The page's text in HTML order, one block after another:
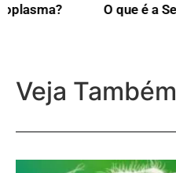
O que é a Secreção?
Veja Também